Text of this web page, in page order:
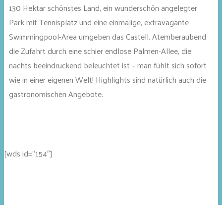
130 Hektar schönstes Land, ein wunderschön angelegter
Park mit Tennisplatz und eine einmalige, extravagante
Swimmingpool-Area umgeben das Castell. Atemberaubend
die Zufahrt durch eine schier endlose Palmen-Allee, die
nachts beeindruckend beleuchtet ist – man fühlt sich sofort
wie in einer eigenen Welt! Highlights sind natürlich auch die
gastronomischen Angebote.
[wds id=“154″]